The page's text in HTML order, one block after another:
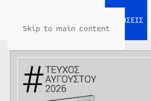
Skip to main content
ΕΙΔΗΣΕΙΣ